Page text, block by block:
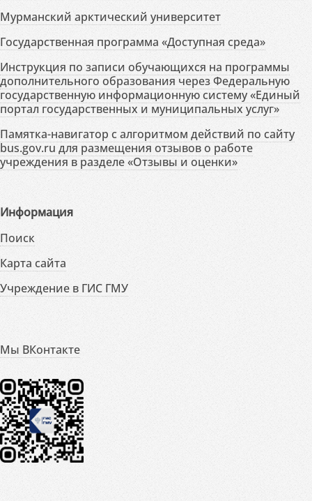
Мурманский арктический университет
Государственная программа «Доступная среда»
Инструкция по записи обучающихся на программы
дополнительного образования через Федеральную
государственную информационную систему «Единый
портал государственных и муниципальных услуг»
Памятка-навигатор с алгоритмом действий по сайту
bus.gov.ru для размещения отзывов о работе
учреждения в разделе «Отзывы и оценки»
Информация
Поиск
Карта сайта
Учреждение в ГИС ГМУ
Мы ВКонтакте